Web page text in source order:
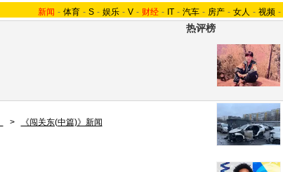
新闻 - 体育 - S - 娱乐 - V - 财经 - IT - 汽车 - 房产 - 女人 - 视频 -
热评榜
> 《闯关东(中篇)》新闻